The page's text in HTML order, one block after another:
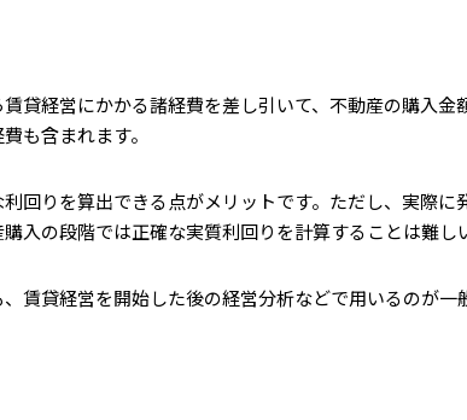
貸経営にかかる諸経費を差し引いて、不動産の購入
も含まれます。
回りを算出できる点がメリットです。ただし、実際
入の段階では正確な実質利回りを計算することは難し
賃貸経営を開始した後の経営分析などで用いるのが一